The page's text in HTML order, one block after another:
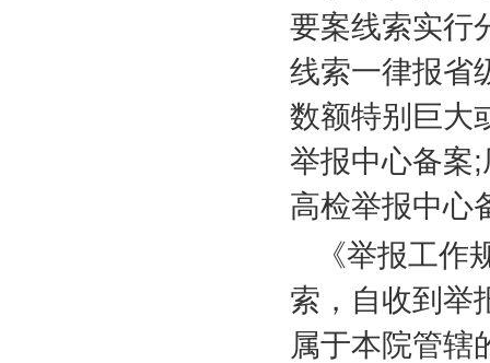
要案线索实行
线索一律报省
数额特别巨大
举报中心备案;
高检举报中心
《举报工
索，自收到举
属于本院管辖